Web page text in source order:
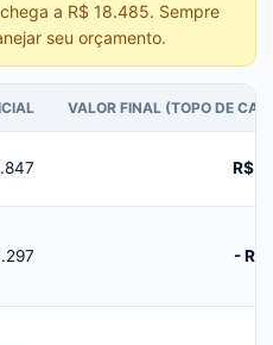
a R$ 18.485. Sempre
seu orçamento.
VALOR FINAL (TOPO DE
R$
- R$